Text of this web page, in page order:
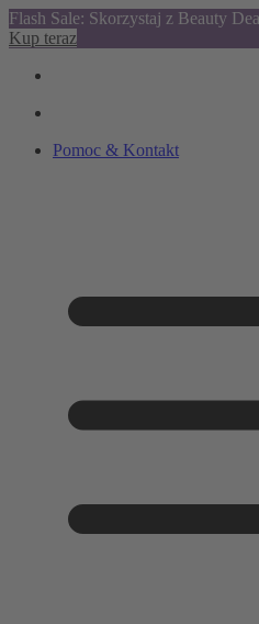
Flash Sale: Skorzystaj z Beauty
Kup teraz
Pomoc & Kontakt